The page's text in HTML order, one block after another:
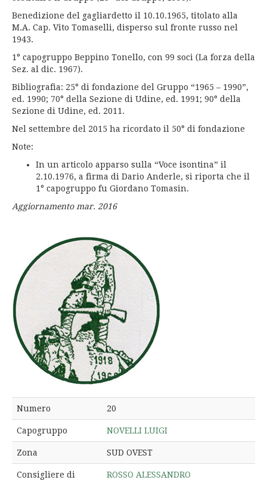
Benedizione del gagliardetto il 10.10.1965, titolato alla
M.A. Cap. Vito Tomaselli, disperso sul fronte russo nel
1943.
1° capogruppo Beppino Tonello, con 99 soci (La forza della
Sez. al dic. 1967).
Bibliografia: 25° di fondazione del Gruppo “1965 – 1990”,
ed. 1990; 70° della Sezione di Udine, ed. 1991; 90° della
Sezione di Udine, ed. 2011.
Nel settembre del 2015 ha ricordato il 50° di fondazione
Note:
In un articolo apparso sulla “Voce isontina” il
2.10.1976, a firma di Dario Anderle, si riporta che il
1° capogruppo fu Giordano Tomasin.
Aggiornamento mar. 2016
Numero 20
Capogruppo NOVELLI LUIGI
Zona SUD OVEST
Consigliere di
ROSSO ALESSANDRO